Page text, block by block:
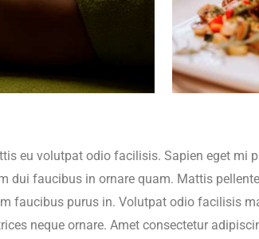
eu volutpat odio facilisis. Sapien eget mi
dui faucibus in ornare quam. Mattis
faucibus purus in. Volutpat odio facilisis
neque ornare. Amet consectetur